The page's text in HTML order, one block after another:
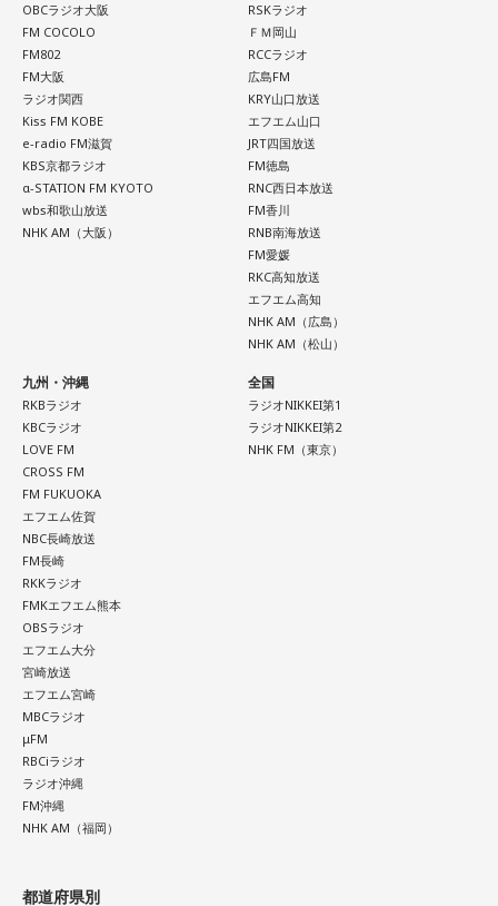
天使も悪魔も、どちらもあなたの一部。自分の中の両方を知
っておくことが、いざという時の本当の強さになるのかもし
れません。
■監修者プロフィール：蝶ちょ（ちょうちょ）
池袋占い館セレーネ所属。電話占いメルにも出演。第六感で
人の想いを捉える羅針盤ヒーラー。霊感タロット、四柱推
命、宿曜占星術でオーダーメイドの鑑定を手掛ける。転職、
結婚、離別など多くの経験から、今どう動くべきか悩む人に
https://selene-uranai.com/
https://www.youtube.com/@ataru-uranai
OBCラジオ大阪
FM COCOLO
FM802
FM大阪
ラジオ関西
Kiss FM KOBE
e-radio FM滋賀
KBS京都ラジオ
α-STATION FM KYOTO
wbs和歌山放送
NHK AM（大阪）
RSKラジオ
ＦＭ岡山
RCCラジオ
広島FM
KRY山口放送
エフエム山口
JRT四国放送
FM徳島
RNC西日本放送
FM香川
RNB南海放送
FM愛媛
RKC高知放送
エフエム高知
NHK AM（広島）
NHK AM（松山）
九州・沖縄
RKBラジオ
KBCラジオ
LOVE FM
CROSS FM
FM FUKUOKA
エフエム佐賀
NBC長崎放送
FM長崎
RKKラジオ
FMKエフエム熊本
OBSラジオ
エフエム大分
宮崎放送
エフエム宮崎
MBCラジオ
μFM
RBCiラジオ
ラジオ沖縄
FM沖縄
NHK AM（福岡）
全国
ラジオNIKKEI第1
ラジオNIKKEI第2
NHK FM（東京）
都道府県別